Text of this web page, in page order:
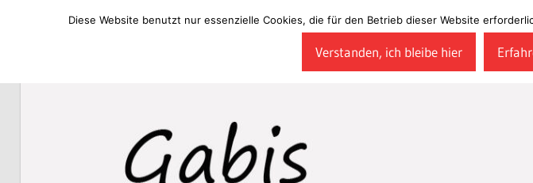
Diese Website benutzt nur essenzielle Cookies, die für den Betrieb dieser Website
Verstanden, ich bleibe hier